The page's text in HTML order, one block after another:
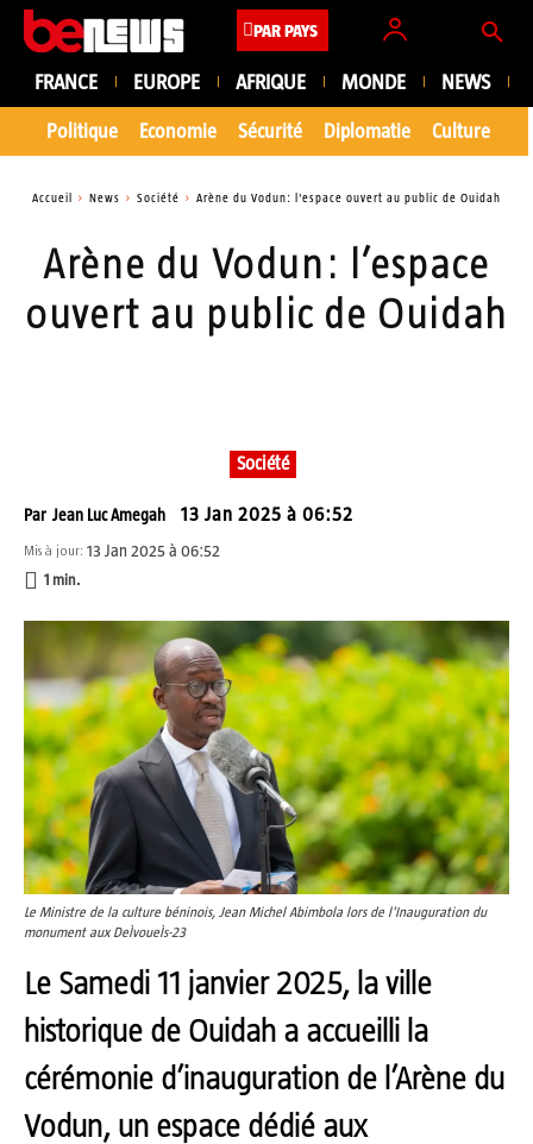
PAR PAYS
FRANCE EUROPE AFRIQUE MONDE NEWS
Politique Economie Sécurité Diplomatie Culture
Accueil News Société Arène du Vodun: l'espace ouvert au public de Ouidah
Arène du Vodun: l’espace
ouvert au public de Ouidah
Société
Par Jean Luc Amegah 13 Jan 2025 à 06:52
Mis à jour: 13 Jan 2025 à 06:52
1 min.
Le Ministre de la culture béninois, Jean Michel Abimbola lors de l'Inauguration du
monument aux DeÌvoueÌs-23
Le Samedi 11 janvier 2025, la ville
historique de Ouidah a accueilli la
cérémonie d’inauguration de l’Arène du
Vodun, un espace dédié aux